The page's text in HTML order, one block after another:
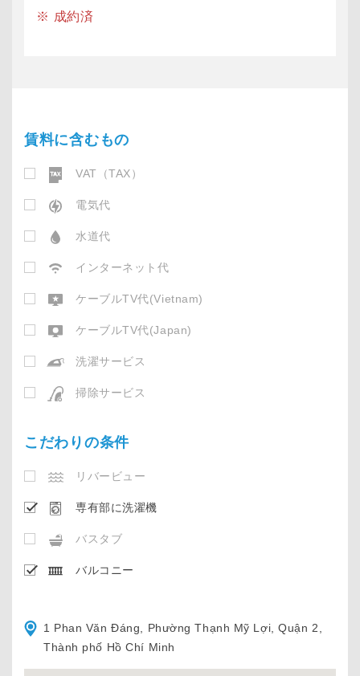
※ 成約済
賃料に含むもの
VAT（TAX）
電気代
水道代
インターネット代
ケーブルTV代(Vietnam)
ケーブルTV代(Japan)
洗濯サービス
掃除サービス
こだわりの条件
リバービュー
専有部に洗濯機
バスタブ
バルコニー
1 Phan Văn Đáng, Phường Thạnh Mỹ Lợi, Quận 2,
Thành phố Hồ Chí Minh